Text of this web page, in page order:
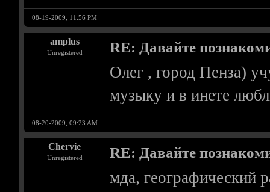
08-19-2009, 11:56 PM
amplus
Unregistered RE: Давайте
Олег , город Пенза)
музыку и в инете
08-20-2009, 09:23 AM
Chervie
Unregistered RE: Давайте
мда, географический